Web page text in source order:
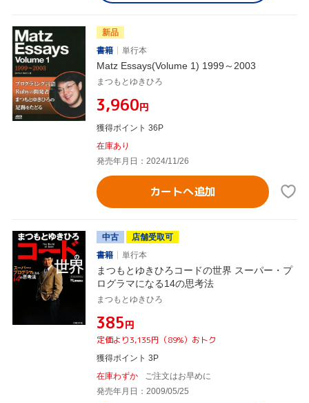
新品
書籍
単行本
Matz Essays(Volume 1) 1999～2003
まつもとゆきひろ
¥3,960円
獲得ポイント 36P
在庫あり
発売年月日：2024/11/26
カートへ追加
中古
店舗受取可
書籍
単行本
まつもとゆきひろコードの世界 スーパー・プ
ログラマになる14の思考法
まつもとゆきひろ
¥385円
定価より3,135円（89%）おトク
獲得ポイント 3P
在庫わずか
ご注文はお早めに
発売年月日：2009/05/25